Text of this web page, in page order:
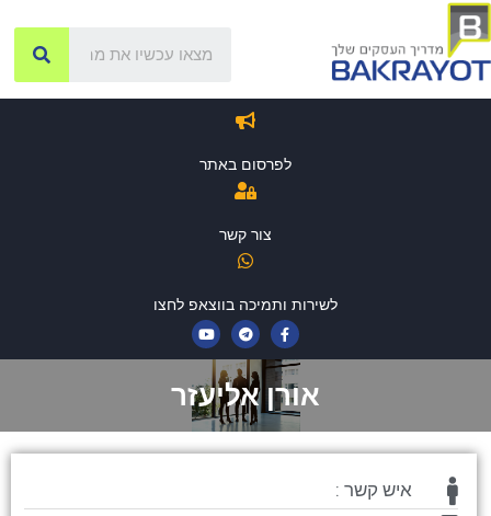
לפרסום באתר
צור קשר
לשירות ותמיכה בווצאפ לחצו
אורן אליעזר
איש קשר :